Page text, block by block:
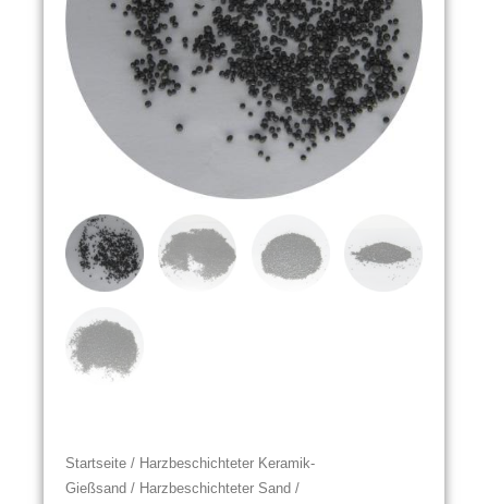
Startseite / Harzbeschichteter Keramik-
Gießsand / Harzbeschichteter Sand /